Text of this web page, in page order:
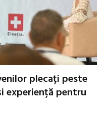
plecați peste
experiență pentru